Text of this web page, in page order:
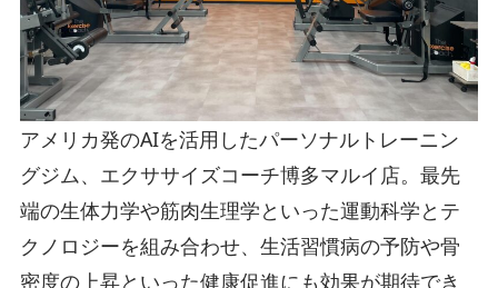
アメリカ発のAIを活用したパーソナルトレーニン
グジム、エクササイズコーチ博多マルイ店。最先
端の生体力学や筋肉生理学といった運動科学とテ
クノロジーを組み合わせ、生活習慣病の予防や骨
密度の上昇といった健康促進にも効果が期待でき